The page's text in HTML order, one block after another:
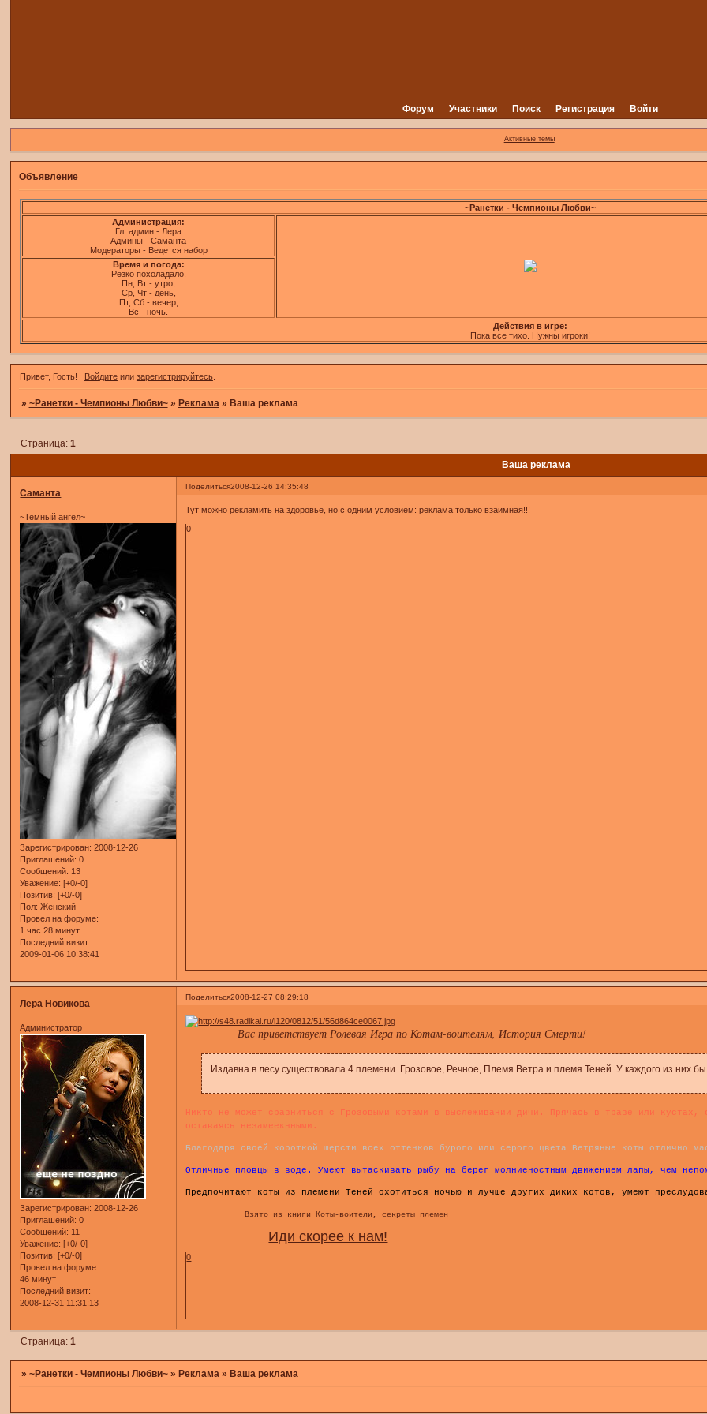
Форум Участники Поиск Регистрация Войти
Активные темы
Объявление
~Ранетки - Чемпионы Любви~
Администрация:
Гл. админ - Лера
Админы - Саманта
Модераторы - Ведется набор
Время и погода:
Резко похоладало.
Пн, Вт - утро,
Ср, Чт - день,
Пт, Сб - вечер,
Вс - ночь.
Действия в игре:
Пока все тихо. Нужны игроки!
Привет, Гость! Войдитеили зарегистрируйтесь.
» ~Ранетки - Чемпионы Любви~ » Реклама » Ваша реклама
Ваша реклама
Страница: 1
Поделиться2008-12-26 14:35:48
Саманта
~Темный ангел~
Зарегистрирован: 2008-12-26
Приглашений: 0
Сообщений: 13
Уважение: [+0/-0]
Позитив: [+0/-0]
Пол: Женский
Провел на форуме:
1 час 28 минут
Последний визит:
2009-01-06 10:38:41
Тут можно рекламить на здоровье, но с одним условием: реклама только взаимная!!!
0
Поделиться2008-12-27 08:29:18
Лера Новикова
Администратор
Зарегистрирован: 2008-12-26
Приглашений: 0
Сообщений: 11
Уважение: [+0/-0]
Позитив: [+0/-0]
Провел на форуме:
46 минут
Последний визит:
2008-12-31 11:31:13
Вас приветствует Ролевая Игра по Котам-воителям, История Смерти!
Издавна в лесу существовала 4 племени. Грозовое, Речное, Племя Ветра и племя Теней. У каждого из них
Никто не может сравниться с Грозовыми котами в выслеживании дичи. Прячась в траве или кустах,
оставаясь незамеекнными.
Благодаря своей короткой шерсти всех оттенков бурого или серого цвета Ветряные коты отлично
Отличные пловцы в воде. Умеют вытаскивать рыбу на берег молниеностным движением лапы, чем
Предпочитают коты из племени Теней охотиться ночью и лучше других диких котов, умеют
Взято из книги Коты-воители, секреты племен
Иди скорее к нам!
0
Страница: 1
» ~Ранетки - Чемпионы Любви~ » Реклама » Ваша реклама